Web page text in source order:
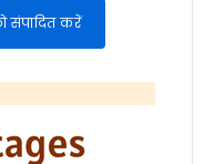
संपादित करें